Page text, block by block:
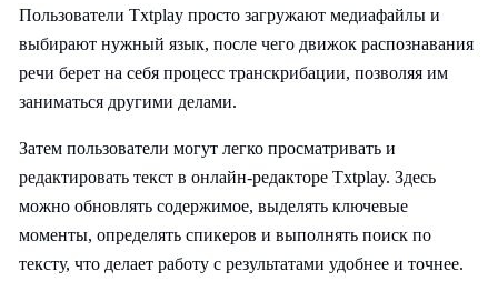
Пользователи Txtplay просто загружают медиафайлы и
выбирают нужный язык, после чего движок распознавания
речи берет на себя процесс транскрибации, позволяя им
заниматься другими делами.
Затем пользователи могут легко просматривать и
редактировать текст в онлайн-редакторе Txtplay. Здесь
можно обновлять содержимое, выделять ключевые
моменты, определять спикеров и выполнять поиск по
тексту, что делает работу с результатами удобнее и точнее.